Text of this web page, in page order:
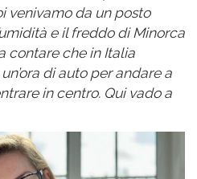
venivamo da un posto
e il freddo di Minorca
contare che in Italia
di auto per andare a
in centro. Qui vado a